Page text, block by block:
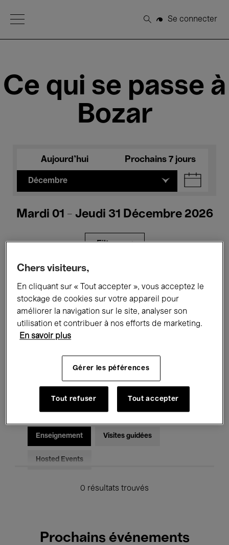
Open Menu
Rechercher
Se connecter
Ce qui se passe à
Bozar
Aujourd'hui Prochains 7 jours
Décembre
Mardi 01 - Jeudi 31 Décembre 2026
Filtres
Expositions Films Performances
Rencontres & Débats Jazz
Musique électronique
Pour tous Kids’ Palace
Enseignement Visites guidées
Hosted Events
0 résultats trouvés
Prochains événements
Chers visiteurs,
En cliquant sur « Tout accepter », vous acceptez le
stockage de cookies sur votre appareil pour
améliorer la navigation sur le site, analyser son
utilisation et contribuer à nos efforts de marketing.
En savoir plus
Gérer les péférences
Tout refuser Tout accepter